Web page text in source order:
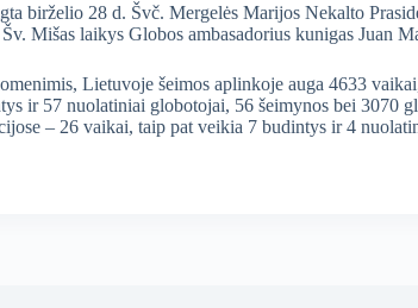
birželio 28 d. Švč. Mergelės Marijos Nekalto
Mišas laikys Globos ambasadorius kunigas Juan
Lietuvoje šeimos aplinkoje auga 4633
ir 57 nuolatiniai globotojai, 56 šeimynos bei 3070
– 26 vaikai, taip pat veikia 7 budintys ir 4